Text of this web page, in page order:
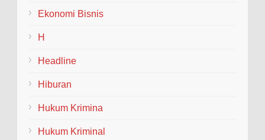
Santri Milenial Siap Sukseskan Program
milenial, sehingga bisa turut membantu program
Ekonomi Bisnis
H
Headline
Hiburan
Hukum Krimina
Hukum Kriminal